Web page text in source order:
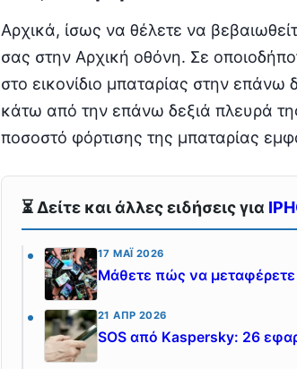
Αρχικά, ίσως να θέλετε να
σας στην Αρχική οθόνη. Σε
στο εικονίδιο μπαταρίας στην
κάτω από την επάνω δεξιά πλευρά
ποσοστό φόρτισης της μπαταρίας
⏳ Δείτε και άλλες ειδήσεις για
17 ΜΆΙ 2026
Μάθετε πώς να
21 ΑΠΡ 2026
SOS από Kaspersky: 26